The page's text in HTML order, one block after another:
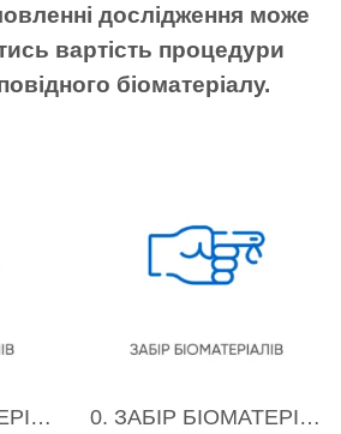
дослідження може
вартість процедури
біоматеріалу.
0. ЗАБІР БІОМАТЕРІАЛІВ 0. ЗАБІР БІОМАТЕРІАЛІВ